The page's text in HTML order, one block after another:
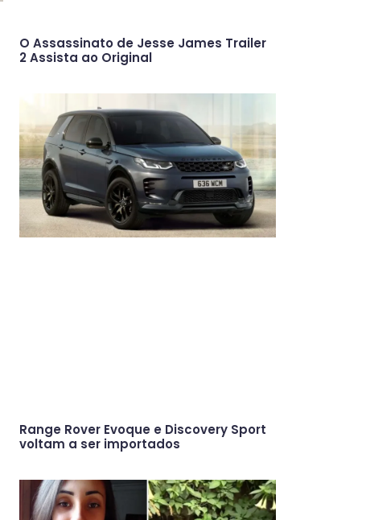
O Assassinato de Jesse James Trailer
2 Assista ao Original
Range Rover Evoque e Discovery Sport
voltam a ser importados